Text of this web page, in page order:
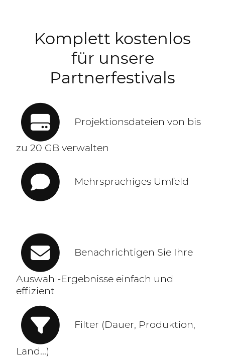
Komplett kostenlos
für unsere
Partnerfestivals
Projektionsdateien von bis
zu 20 GB verwalten
Mehrsprachiges Umfeld
Benachrichtigen Sie Ihre
Auswahl-Ergebnisse einfach und
effizient
Filter (Dauer, Produktion,
Land...)